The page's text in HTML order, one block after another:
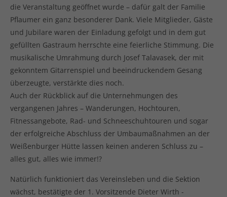
die Veranstaltung geöffnet wurde – dafür galt der Familie
Pflaumer ein ganz besonderer Dank. Viele Mitglieder, Gäste
und Jubilare waren der Einladung gefolgt und in dem gut
gefüllten Gastraum herrschte eine feierliche Stimmung. Die
musikalische Umrahmung durch Josef Talavasek, der mit
gekonntem Gitarrenspiel und beeindruckendem Gesang
überzeugte, verstärkte dies noch.
Auch der Rückblick auf die Unternehmungen des
vergangenen Jahres – Wanderungen, Hochtouren,
Fitnessangebote, Rad- und Schneeschuhtouren und sogar
der erfolgreiche Abschluss der Umbaumaßnahmen an der
Weißenburger Hütte lassen keinen anderen Schluss zu –
alles gut, alles wie immer!?
Natürlich funktioniert das Vereinsleben und die Sektion
wächst, bestätigte der 1. Vorsitzende Dieter Wirth -